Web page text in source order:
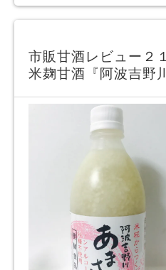
市販甘酒レビュー２
米麹甘酒『阿波吉野